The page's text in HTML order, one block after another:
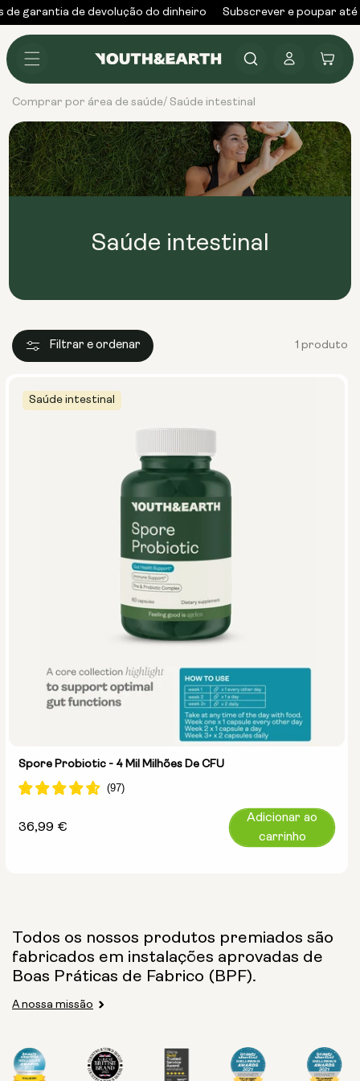
para o
conteúdo
de garantia de devolução do dinheiro Subscrever e poupar até
sessão
Carrinho
Comprar por área de saúde/ Saúde intestinal
Saúde intestinal
Filtrar e ordenar 1 produto
Saúde intestinal
Spore Probiotic - 4 Mil Milhões De CFU
Preço
36,99 €
Adicionar ao
carrinho
Todos os nossos produtos premiados são
fabricados em instalações aprovadas de
Boas Práticas de Fabrico (BPF).
A nossa missão